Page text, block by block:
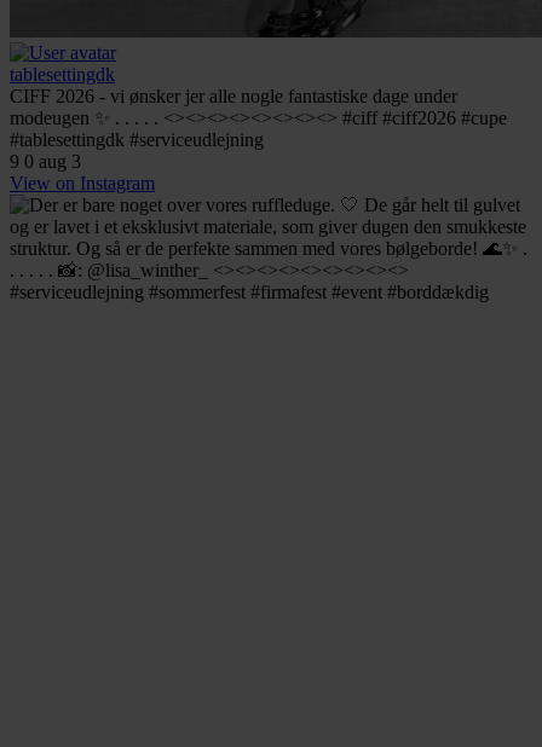
tablesettingdk
CIFF 2026 - vi ønsker jer alle nogle fantastiske dage under
modeugen ✨ . . . . . <><><><><><><><> #ciff #ciff2026 #cupe
#tablesettingdk #serviceudlejning
9 0 aug 3
View on Instagram